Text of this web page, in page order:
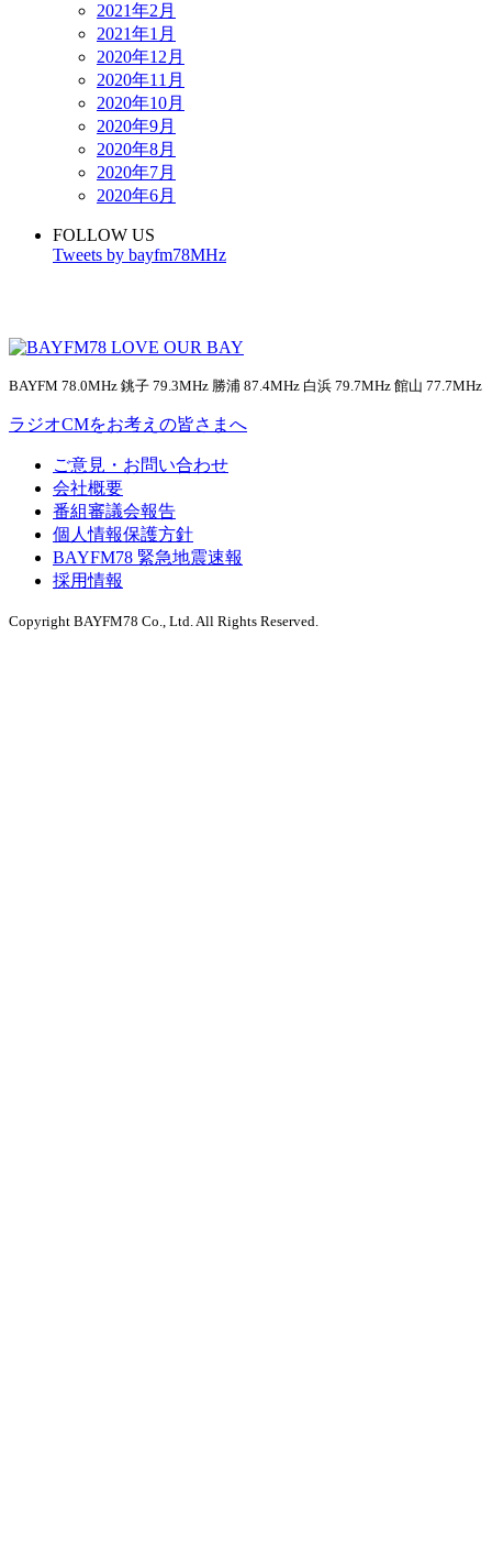
2021年2月
2021年1月
2020年12月
2020年11月
2020年10月
2020年9月
2020年8月
2020年7月
2020年6月
FOLLOW US
Tweets by bayfm78MHz
BAYFM 78.0MHz 銚子 79.3MHz 勝浦 87.4MHz 白浜 79.7MHz 館山 77.7MHz
ラジオCMをお考えの皆さまへ
ご意見・お問い合わせ
会社概要
番組審議会報告
個人情報保護方針
BAYFM78 緊急地震速報
採用情報
Copyright BAYFM78 Co., Ltd. All Rights Reserved.